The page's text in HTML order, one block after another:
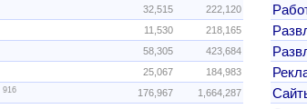
32,515 222,120
11,530 218,165
58,305 423,684
25,067 184,983
916 176,967 1,664,287